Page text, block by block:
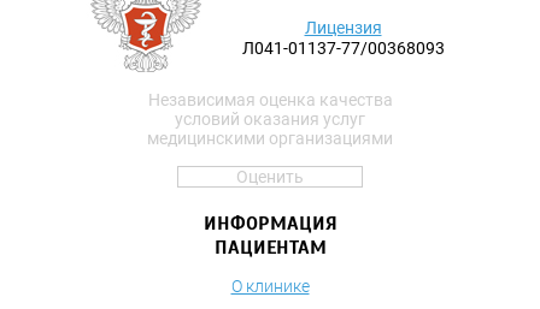
Лицензия
Л041-01137-77/00368093
Независимая оценка качества
условий оказания услуг
медицинскими организациями
Оценить
ИНФОРМАЦИЯ
ПАЦИЕНТАМ
О клинике